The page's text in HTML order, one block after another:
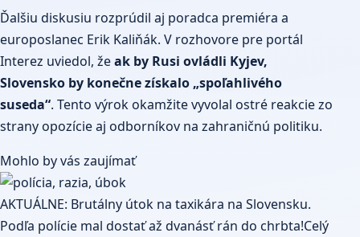
Ďalšiu diskusiu rozprúdil aj poradca premiéra a
europoslanec Erik Kaliňák. V rozhovore pre portál
Interez uviedol, žeak by Rusi ovládli Kyjev,
Slovensko by konečne získalo „spoľahlivého
suseda“. Tento výrok okamžite vyvolal ostré reakcie zo
strany opozície aj odborníkov na zahraničnú politiku.
Mohlo by vás zaujímať
AKTUÁLNE: Brutálny útok na taxikára na Slovensku.
Podľa polície mal dostať až dvanásť rán do chrbta!Celý